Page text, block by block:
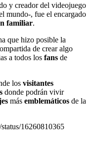
y creador del videojuego
mundo-, fue el encargado
familiar.
que hizo posible la
de crear algo
a todos los fans de
los visitantes
donde podrán vivir
más emblemáticos de la
16260810365